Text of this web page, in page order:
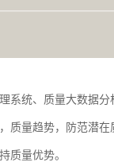
系统、质量大数据分
质量趋势，防范潜在
质量优势。